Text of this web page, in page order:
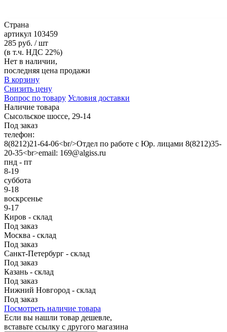
Страна
артикул 103459
285 руб. / шт
(в т.ч. НДС 22%)
Нет в наличии,
последняя цена продажи
В корзину
Снизить цену
Вопрос по товару Условия доставки
Наличие товара
Сысольское шоссе, 29-14
Под заказ
телефон:
8(8212)21-64-06<br/>Отдел по работе с Юр. лицами 8(8212)35-
20-35<br>email: 169@algiss.ru
пнд - пт
8-19
суббота
9-18
воскрсенье
9-17
Киров - склад
Под заказ
Москва - склад
Под заказ
Санкт-Петербург - склад
Под заказ
Казань - склад
Под заказ
Нижний Новгород - склад
Под заказ
Посмотреть наличие товара
Если вы нашли товар дешевле,
вставьте ссылку с другого магазина